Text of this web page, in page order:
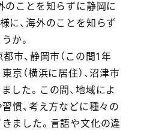
のことを知らずに静岡に
に、海外のことを知らず
か。
市、静岡市（この間1年
京（横浜に居住）、沼津市
した。この間、地域によ
習慣、考え方などに種々の
ました。言語や文化の違